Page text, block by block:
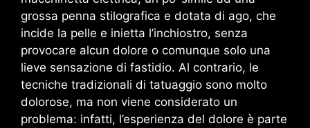
grossa penna stilografica e dotata di ago, che
incide la pelle e inietta l’inchiostro, senza
provocare alcun dolore o comunque solo una
lieve sensazione di fastidio. Al contrario, le
tecniche tradizionali di tatuaggio sono molto
dolorose, ma non viene considerato un
problema: infatti, l’esperienza del dolore è parte